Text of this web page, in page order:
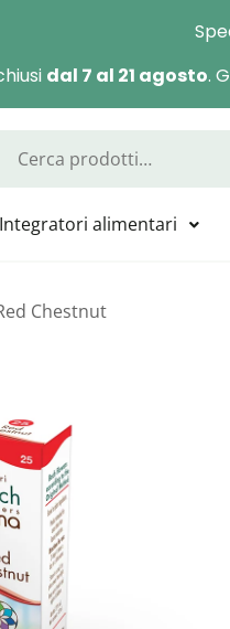
dal 7 al 21 agosto.
Manas
con disponibili tutti i
Integratori alimentari
Chestnut